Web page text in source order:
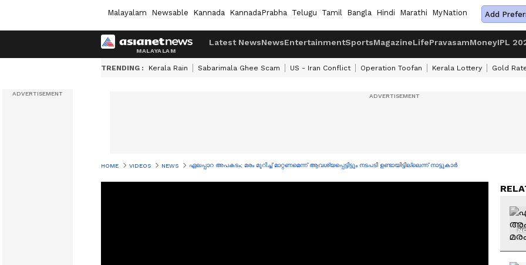
Malayalam Newsable Kannada KannadaPrabha Telugu Tamil Bangla Hindi Marathi MyNation Add
Latest NewsNewsEntertainmentSportsMagazineLifePravasamMoneyIPL
TRENDING : Kerala Rain Sabarimala Ghee Scam US - Iran Conflict Operation Toofan Kerala Lottery Gold
HOME VIDEOS NEWS ഏലപ്പാറ അപകടം; മരം മുറിച്ച് മാറ്റണമെന്ന് ആവശ്യപ്പെട്ടിട്ടും നടപടി ഉണ്ടായിട്ടില്ലെന്ന് നാട്ടുകാർ